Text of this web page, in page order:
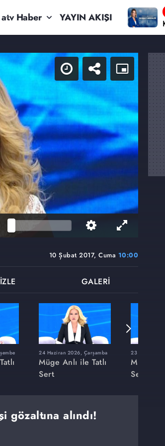
atv Haber YAYIN AKIŞI
10 Şubat 2017, Cuma 10:00
GALERİ
24 Haziran 2026, Çarşamba
Müge Anlı ile Tatlı
Sert
23 Haziran
Müge
Sert
alındı!